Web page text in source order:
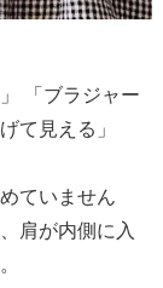
「ブラジャー
て見える」
ていません
肩が内側に入